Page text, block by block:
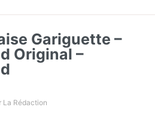
Gariguette –
Original –
La Rédaction